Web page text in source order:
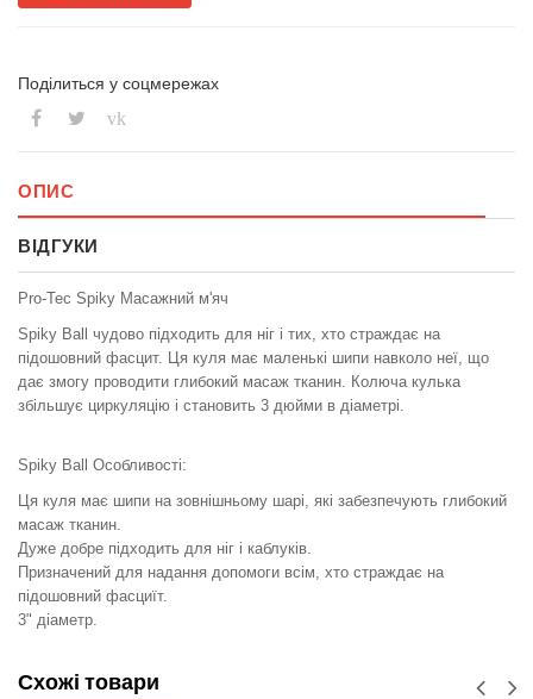
Поділиться у соцмережах
vk
ОПИС
ВІДГУКИ
Pro-Tec Spiky Масажний м'яч
Spiky Ball чудово підходить для ніг і тих, хто страждає на
підошовний фасцит. Ця куля має маленькі шипи навколо неї, що
дає змогу проводити глибокий масаж тканин. Колюча кулька
збільшує циркуляцію і становить 3 дюйми в діаметрі.
Spiky Ball Особливості:
Ця куля має шипи на зовнішньому шарі, які забезпечують глибокий
масаж тканин.
Дуже добре підходить для ніг і каблуків.
Призначений для надання допомоги всім, хто страждає на
підошовний фасциїт.
3" діаметр.
Схожі товари